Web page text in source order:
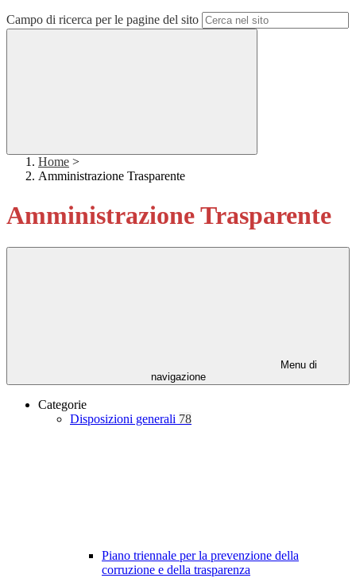
Campo di ricerca per le pagine del sito
Home >
Amministrazione Trasparente
Amministrazione Trasparente
Menu di
navigazione
Categorie
Disposizioni generali 78
Piano triennale per la prevenzione della
corruzione e della trasparenza